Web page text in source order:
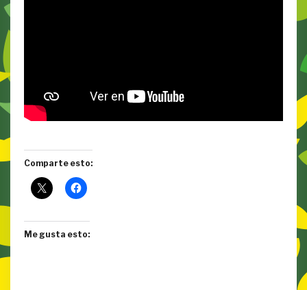
Comparte esto:
Me gusta esto: